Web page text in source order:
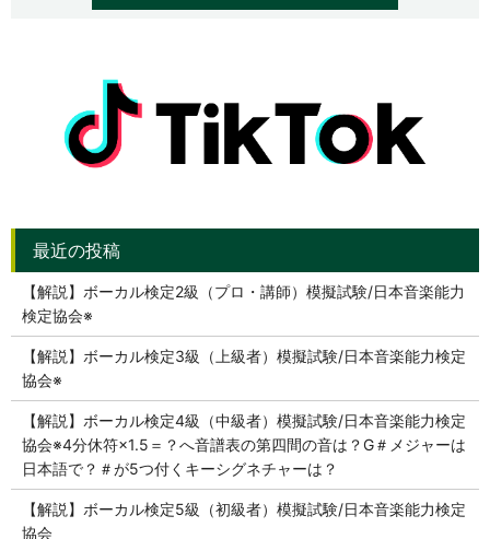
【解説】ボーカル検定2級（プロ・講師）模擬試験/日本音楽能力
検定協会※
【解説】ボーカル検定3級（上級者）模擬試験/日本音楽能力検定
協会※
【解説】ボーカル検定4級（中級者）模擬試験/日本音楽能力検定
協会※4分休符×1.5＝？へ音譜表の第四間の音は？G＃メジャーは
日本語で？＃が5つ付くキーシグネチャーは？
【解説】ボーカル検定5級（初級者）模擬試験/日本音楽能力検定
協会